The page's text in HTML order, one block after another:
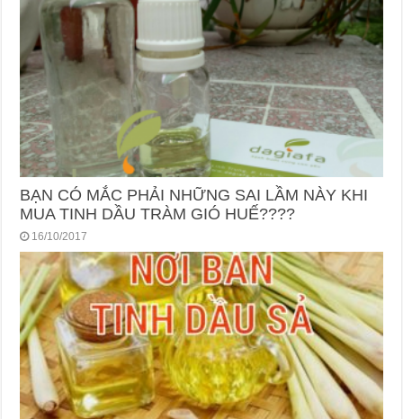
BẠN CÓ MẮC PHẢI NHỮNG SAI LẦM NÀY KHI
MUA TINH DẦU TRÀM GIÓ HUẾ????
16/10/2017